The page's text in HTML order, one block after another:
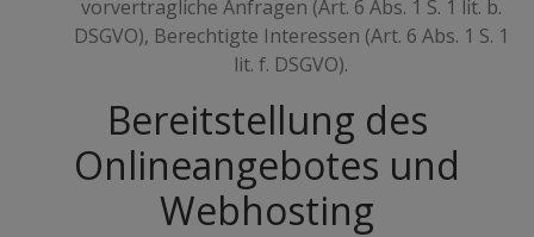
vorvertragliche Anfragen (Art. 6 Abs. 1 S. 1 lit. b.
DSGVO), Berechtigte Interessen (Art. 6 Abs. 1 S. 1
lit. f. DSGVO).
Bereitstellung des
Onlineangebotes und
Webhosting